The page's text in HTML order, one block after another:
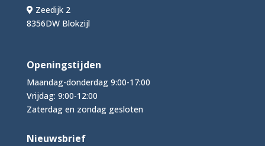
Zeedijk 2
8356DW Blokzijl
Openingstijden
Maandag-donderdag 9:00-17:00
Vrijdag: 9:00-12:00
Zaterdag en zondag gesloten
Nieuwsbrief